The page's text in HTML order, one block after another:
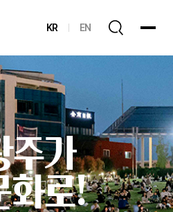
KR EN
주가
화로!